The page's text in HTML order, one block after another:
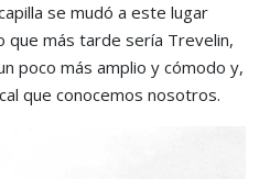
se mudó a este lugar
que más tarde sería Trevelin,
poco más amplio y cómodo y,
que conocemos nosotros.